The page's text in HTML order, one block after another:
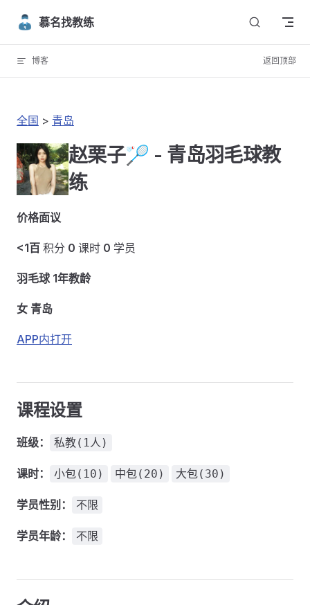
Skip to content
慕名找教练
博客 返回顶部
全国 > 青岛
赵栗子🏸 - 青岛羽毛球教
练
价格面议
<1百 积分 0 课时 0 学员
羽毛球 1年教龄
女 青岛
APP内打开
课程设置
班级： 私教(1人)
课时： 小包(10) 中包(20) 大包(30)
学员性别： 不限
学员年龄： 不限